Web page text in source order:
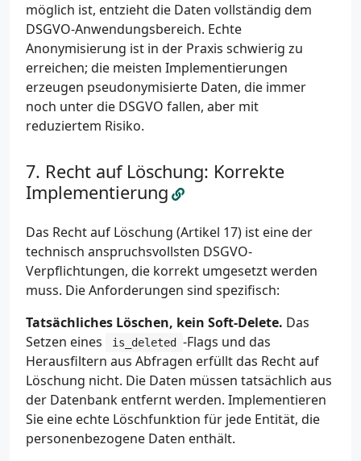
möglich ist, entzieht die Daten vollständig dem
DSGVO-Anwendungsbereich. Echte
Anonymisierung ist in der Praxis schwierig zu
erreichen; die meisten Implementierungen
erzeugen pseudonymisierte Daten, die immer
noch unter die DSGVO fallen, aber mit
reduziertem Risiko.
Recht auf Löschung: Korrekte
Implementierung
Das Recht auf Löschung (Artikel 17) ist eine der
technisch anspruchsvollsten DSGVO-
Verpflichtungen, die korrekt umgesetzt werden
muss. Die Anforderungen sind spezifisch:
Tatsächliches Löschen, kein Soft-Delete. Das
Setzen eines
is_deleted
-Flags und das
Herausfiltern aus Abfragen erfüllt das Recht auf
Löschung nicht. Die Daten müssen tatsächlich aus
der Datenbank entfernt werden. Implementieren
Sie eine echte Löschfunktion für jede Entität, die
personenbezogene Daten enthält.